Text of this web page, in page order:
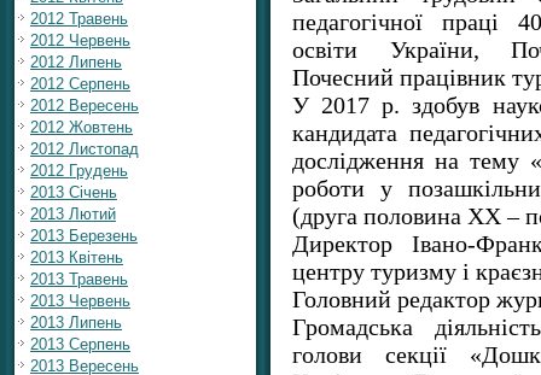
2012 Травень
2012 Червень
2012 Липень
2012 Серпень
2012 Вересень
2012 Жовтень
2012 Листопад
2012 Грудень
2013 Січень
2013 Лютий
2013 Березень
2013 Квітень
2013 Травень
2013 Червень
2013 Липень
2013 Серпень
2013 Вересень
педагогічної праці
освіти України,
Почесний працівник
У 2017 р. здобув
кандидата
дослідження на тему
роботи у
(друга половина ХХ –
Директор Івано-
центру туризму і
Головний редактор
Громадська
голови секції